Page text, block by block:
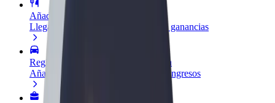
Añadir un restaurante o tienda
Llega a más clientes y maximiza tus ganancias
Registrarse como propietario de flota
Añade tu flota a Bolt y potencia tus ingresos